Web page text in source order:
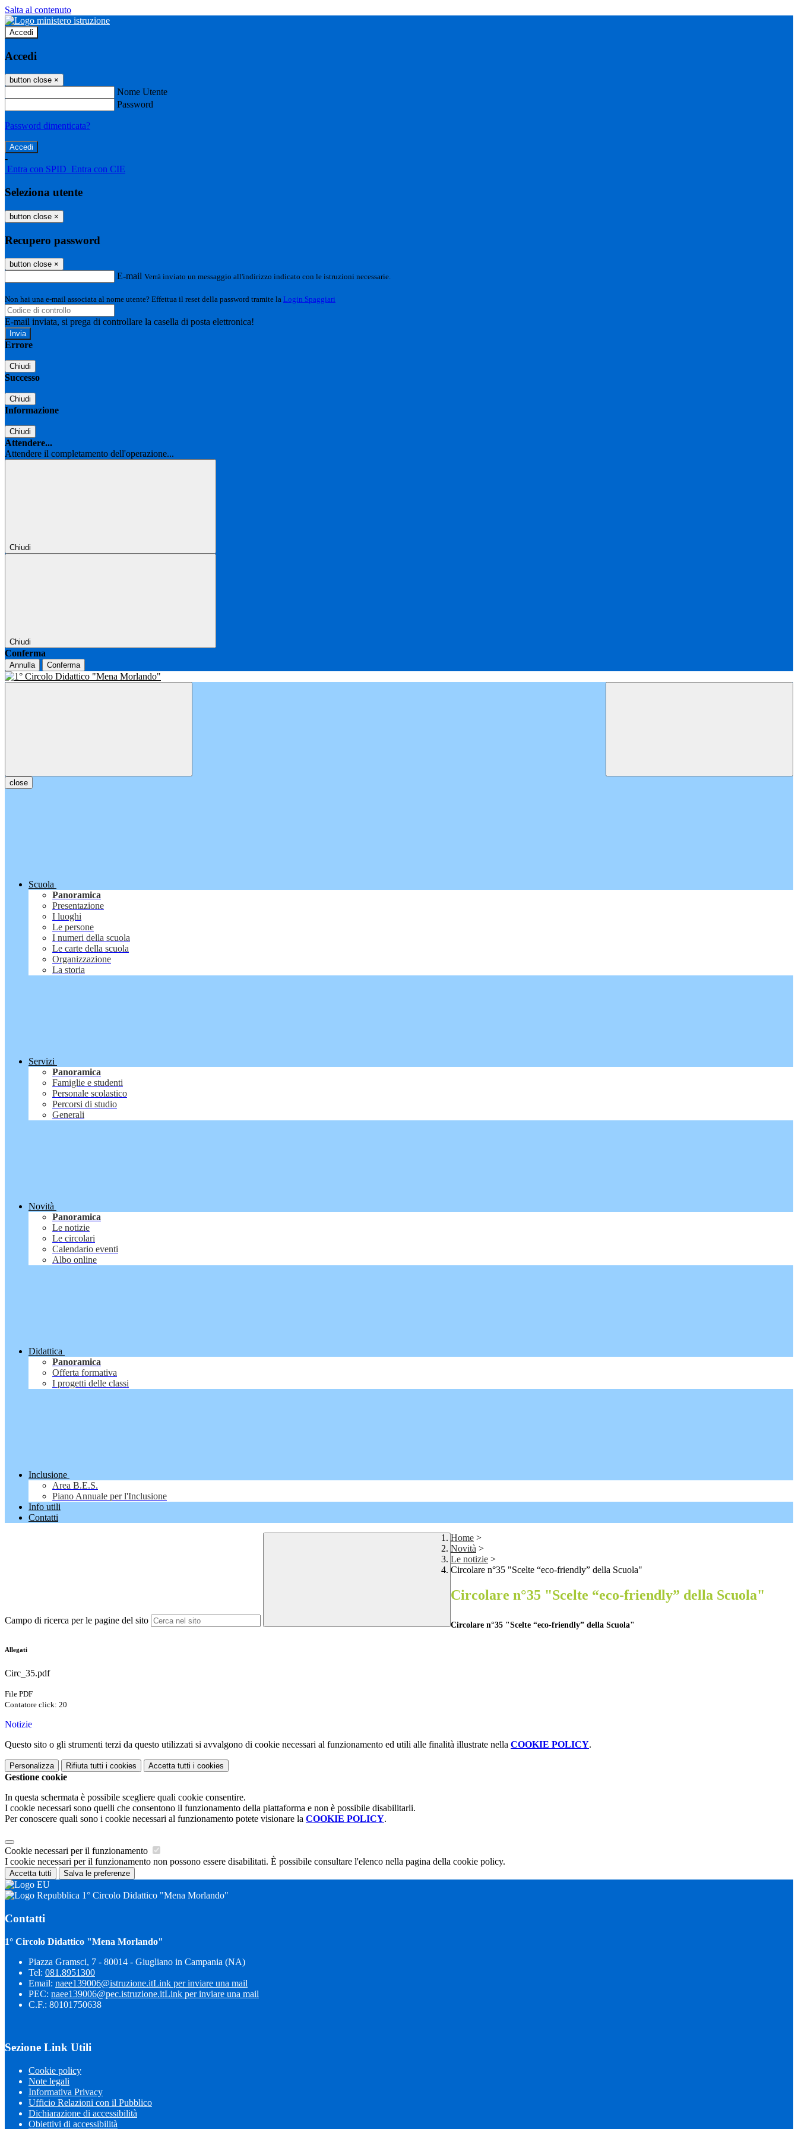
Salta al contenuto
Accedi
Accedi
button close ×
Nome Utente
Password
Password dimenticata?
-
Entra con SPID Entra con CIE
Seleziona utente
button close ×
Recupero password
button close ×
E-mail Verrà inviato un messaggio all'indirizzo indicato con le istruzioni necessarie.
Non hai una e-mail associata al nome utente? Effettua il reset della password tramite la Login Spaggiari
E-mail inviata, si prega di controllare la casella di posta elettronica!
Errore
Chiudi
Successo
Chiudi
Informazione
Chiudi
Attendere...
Attendere il completamento dell'operazione...
Chiudi
Chiudi
Conferma
Annulla Conferma
close
Scuola
Panoramica
Presentazione
I luoghi
Le persone
I numeri della scuola
Le carte della scuola
Organizzazione
La storia
Servizi
Panoramica
Famiglie e studenti
Personale scolastico
Percorsi di studio
Generali
Novità
Panoramica
Le notizie
Le circolari
Calendario eventi
Albo online
Didattica
Panoramica
Offerta formativa
I progetti delle classi
Inclusione
Area B.E.S.
Piano Annuale per l'Inclusione
Info utili
Contatti
Campo di ricerca per le pagine del sito
Home >
Novità >
Le notizie >
Circolare n°35 "Scelte “eco-friendly” della Scuola"
Circolare n°35 "Scelte “eco-friendly” della Scuola"
Circolare n°35 "Scelte “eco-friendly” della Scuola"
Allegati
Circ_35.pdf
File PDF
Contatore click: 20
Notizie
Questo sito o gli strumenti terzi da questo utilizzati si avvalgono di cookie necessari al funzionamento ed utili alle finalità illustrate nella COOKIE POLICY.
Personalizza Rifiuta tutti i cookies Accetta tutti i cookies
Gestione cookie
In questa schermata è possibile scegliere quali cookie consentire.
I cookie necessari sono quelli che consentono il funzionamento della piattaforma e non è possibile disabilitarli.
Per conoscere quali sono i cookie necessari al funzionamento potete visionare la COOKIE POLICY.
Cookie necessari per il funzionamento
I cookie necessari per il funzionamento non possono essere disabilitati. È possibile consultare l'elenco nella pagina della cookie policy.
Accetta tutti Salva le preferenze
1° Circolo Didattico "Mena Morlando"
Contatti
1° Circolo Didattico "Mena Morlando"
Piazza Gramsci, 7 - 80014 - Giugliano in Campania (NA)
Tel: 081.8951300
Email: naee139006@istruzione.itLink per inviare una mail
PEC: naee139006@pec.istruzione.itLink per inviare una mail
C.F.: 80101750638
Sezione Link Utili
Cookie policy
Note legali
Informativa Privacy
Ufficio Relazioni con il Pubblico
Dichiarazione di accessibilità
Obiettivi di accessibilità